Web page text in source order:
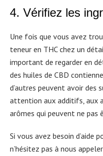
4. Vérifiez les
Une fois que vous avez
teneur en THC chez un
important de regarder en
des huiles de CBD
d’autres peuvent avoir des
attention aux additifs, aux
arômes qui peuvent ne pas
Si vous avez besoin d’aide
n’hésitez pas à nous